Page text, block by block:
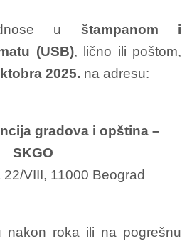
u štampanom i
(USB), lično ili poštom,
2025. na adresu:
gradova i opština –
SKGO
VIII, 11000 Beograd
nakon roka ili na pogrešnu